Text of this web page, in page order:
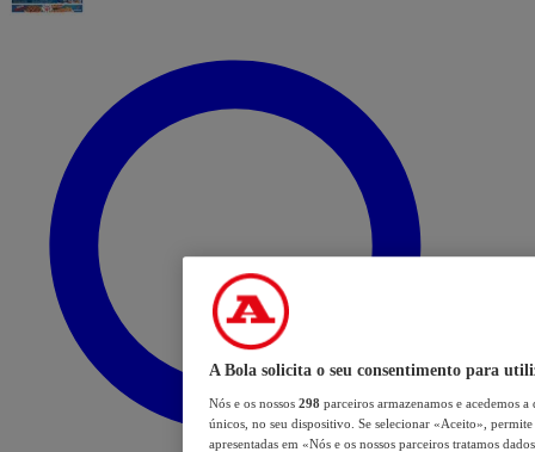
A Bola solicita o seu consentimento para
Nós e os nossos 298 parceiros armazenamos e acedemos
únicos, no seu dispositivo. Se selecionar «Aceito»,
apresentadas em «Nós e os nossos parceiros tratamos